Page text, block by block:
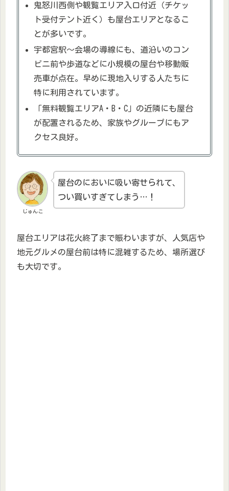
鬼怒川西側や観覧エリア入口付近（チケッ
ト受付テント近く）も屋台エリアとなるこ
とが多いです。
宇都宮駅～会場の導線にも、道沿いのコン
ビニ前や歩道などに小規模の屋台や移動販
売車が点在。早めに現地入りする人たちに
特に利用されています。
「無料観覧エリアA・B・C」の近隣にも屋台
が配置されるため、家族やグループにもア
クセス良好。
じゅんこ
屋台のにおいに吸い寄せられて、
つい買いすぎてしまう…！
屋台エリアは花火終了まで賑わいますが、人気店や
地元グルメの屋台前は特に混雑するため、場所選び
も大切です。